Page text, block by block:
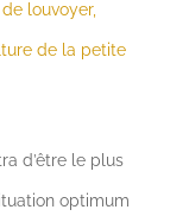
louvoyer,
de la petite
d’être le plus
optimum